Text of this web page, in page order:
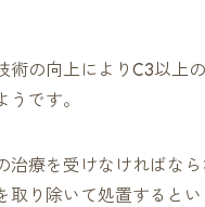
の向上によりC3以上
です。
療を受けなければな
り除いて処置すると